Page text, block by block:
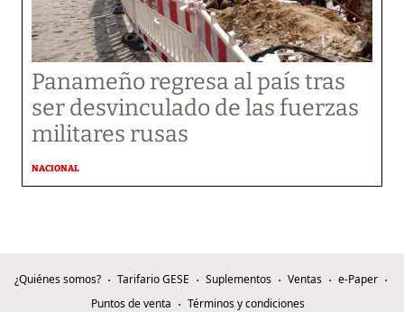
Panameño regresa al país tras
ser desvinculado de las fuerzas
militares rusas
NACIONAL
¿Quiénes somos? Tarifario GESE Suplementos Ventas
e-Paper
Puntos de venta
Términos y condiciones